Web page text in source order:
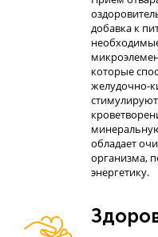
добавка к
которые
желудочно-
обладает
организма,
энергетику.